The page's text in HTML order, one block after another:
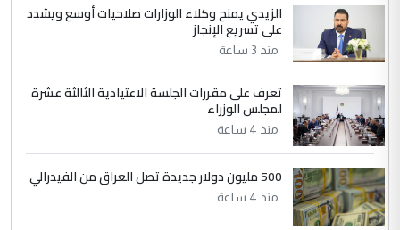
5 حيدر عاشور
التعليق : تحياتي لك استاذ حامدتركان. كلام
دقيق ومسؤول؛ فالاستثمار الحقيقي للإنسان
الموضوع :
بين الإهمال واغتصاب الأرض.. بلاد
الرافدين تعاني الجفاف والتصحر!!
الزيدي يمنح وكلاء الوزارات صلاحيات أوسع ويشدد
على تسريع الإنجاز
منذ 3 ساعة
تعرف على مقررات الجلسة الاعتيادية الثالثة عشرة
لمجلس الوزراء
منذ 4 ساعة
500 مليون دولار جديدة تصل العراق من الفيدرالي
منذ 4 ساعة